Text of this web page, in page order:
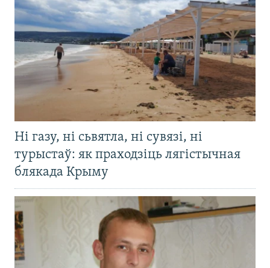
Ні газу, ні сьвятла, ні сувязі, ні
турыстаў: як праходзіць лягістычная
блякада Крыму